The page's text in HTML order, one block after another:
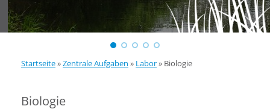
Startseite»Zentrale Aufgaben » Labor» Biologie
Biologie